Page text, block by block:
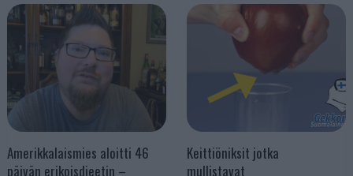
Amerikkalaismies aloitti 46
päivän erikoisdieetin –
Keittiöniksit jotka
mullistavat